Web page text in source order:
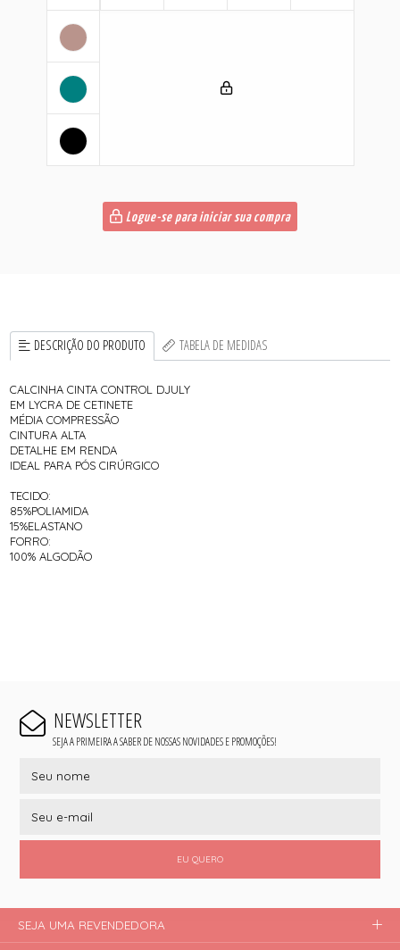
Logue-se para iniciar sua compra
DESCRIÇÃO DO PRODUTO TABELA DE MEDIDAS
CALCINHA CINTA CONTROL DJULY
EM LYCRA DE CETINETE
MÉDIA COMPRESSÃO
CINTURA ALTA
DETALHE EM RENDA
IDEAL PARA PÓS CIRÚRGICO
TECIDO:
85%POLIAMIDA
15%ELASTANO
FORRO:
100% ALGODÃO
NEWSLETTER
SEJA A PRIMEIRA A SABER DE NOSSAS NOVIDADES E PROMOÇÕES!
EU QUERO
SEJA UMA REVENDEDORA